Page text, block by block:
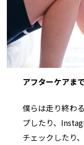
アフターケアま
僕らは走り終わ
プしたり、
チェックしたり